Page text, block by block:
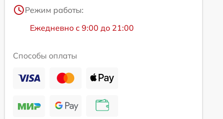
Режим работы:
Ежедневно с 9:00 до 21:00
Способы оплаты